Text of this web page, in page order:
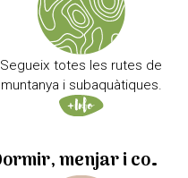
Segueix totes les rutes de
muntanya i subaquàtiques.
Dormir, menjar i comprar